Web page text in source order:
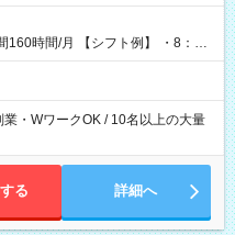
フト例】 ・8：00
・WワークOK / 10名以上の大量
る 詳細へ